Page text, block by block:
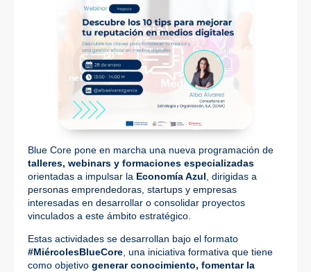
Blue Core pone en marcha una nueva programación de
talleres, webinars y formaciones especializadas
orientadas a impulsar la Economía Azul , dirigidas a
personas emprendedoras, startups y empresas
interesadas en desarrollar o consolidar proyectos
vinculados a este ámbito estratégico.
Estas actividades se desarrollan bajo el formato
#MiércolesBlueCore, una iniciativa formativa que tiene
como objetivo generar conocimiento, fomentar la